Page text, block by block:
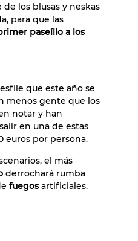
de los blusas y neskas
para que las
paseíllo a los
que este año se
menos gente que los
notar y han
en una de estas
euros por persona.
el más
derrochará rumba
fuegosartificiales.